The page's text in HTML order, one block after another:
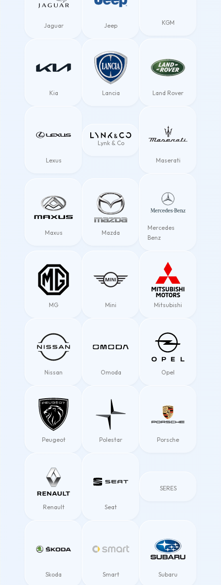
Jaguar Jeep KGM
Kia Lancia Land Rover
Lexus
Lynk & Co
Maserati
Maxus Mazda
Mercedes
Benz
MG Mini Mitsubishi
Nissan Omoda Opel
Peugeot Polestar Porsche
Renault Seat
SERES
Skoda Smart Subaru